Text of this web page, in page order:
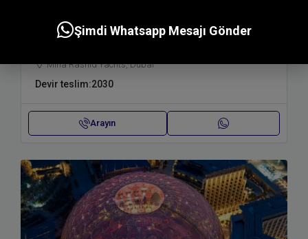
FIOR BY EMAAR
Mina Rashid Yachts, Dubai
Devir teslim:2030
Arayın
Şimdi Whatsapp Mesajı Gönder